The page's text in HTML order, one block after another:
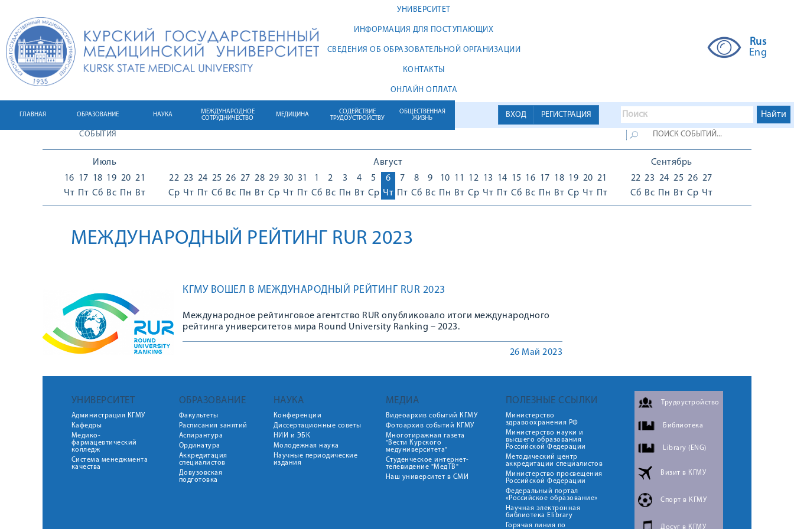
УНИВЕРСИТЕТ
ИНФОРМАЦИЯ ДЛЯ ПОСТУПАЮЩИХ
СВЕДЕНИЯ ОБ ОБРАЗОВАТЕЛЬНОЙ ОРГАНИЗАЦИИ
КОНТАКТЫ
ОНЛАЙН ОПЛАТА
Rus
Eng
ВХОД РЕГИСТРАЦИЯ
ГЛАВНАЯ ОБРАЗОВАНИЕ НАУКА
МЕЖДУНАРОДНОЕ
СОТРУДНИЧЕСТВО
МЕДИЦИНА
СОДЕЙСТВИЕ
ТРУДОУСТРОЙСТВУ
ОБЩЕСТВЕННАЯ
ЖИЗНЬ
СОБЫТИЯ
Июль
16
Чт
17
Пт
18
Сб
19
Вс
20
Пн
21
Вт
Август
22
Ср
23
Чт
24
Пт
25
Сб
26
Вс
27
Пн
28
Вт
29
Ср
30
Чт
31
Пт
1
Сб
2
Вс
3
Пн
4
Вт
5
Ср
6
Чт
7
Пт
8
Сб
9
Вс
10
Пн
11
Вт
12
Ср
13
Чт
14
Пт
15
Сб
16
Вс
17
Пн
18
Вт
19
Ср
20
Чт
21
Пт
Сентябрь
22
Сб
23
Вс
24
Пн
25
Вт
26
Ср
27
Чт
МЕЖДУНАРОДНЫЙ РЕЙТИНГ RUR 2023
КГМУ ВОШЕЛ В МЕЖДУНАРОДНЫЙ РЕЙТИНГ RUR 2023
Международное рейтинговое агентство RUR опубликовало итоги международного
рейтинга университетов мира Round University Ranking – 2023.
26 Май 2023
УНИВЕРСИТЕТ
Администрация КГМУ
Кафедры
Медико-
фармацевтический
колледж
Система менеджмента
качества
ОБРАЗОВАНИЕ
Факультеты
Расписания занятий
Аспирантура
Ординатура
Аккредитация
специалистов
Довузовская
подготовка
НАУКА
Конференции
Диссертационные советы
НИИ и ЭБК
Молодежная наука
Научные периодические
издания
МЕДИА
Видеоархив событий КГМУ
Фотоархив событий КГМУ
Многотиражная газета
"Вести Курского
медуниверситета"
Студенческое интернет-
телевидение "МедТВ"
Наш университет в СМИ
ПОЛЕЗНЫЕ ССЫЛКИ
Министерство
здравоохранения РФ
Министерство науки и
высшего образования
Российской Федерации
Методический центр
аккредитации специалистов
Министерство просвещения
Российской Федерации
Федеральный портал
«Российское образование»
Научная электронная
библиотека Elibrary
Горячая линия по
Трудоустройство
Библиотека
Library (ENG)
Визит в КГМУ
Спорт в КГМУ
Досуг в КГМУ